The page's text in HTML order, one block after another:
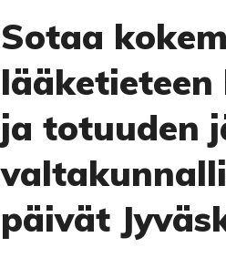
Sotaa
ja totuuden
päivät